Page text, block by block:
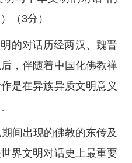
（3分）
的对话历经两汉、魏晋
，伴随着中国化佛教禅
是在异族异质文明意义
间出现的佛教的东传及
界文明对话史上最重要